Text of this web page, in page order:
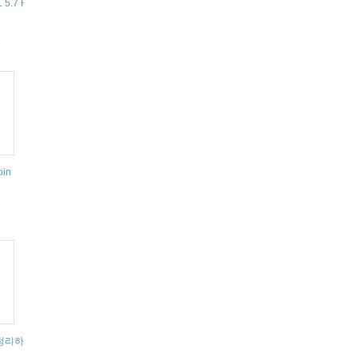
in MySQL
Reference Manual / ... / Cursors
제 조인
활용 방법 잘된설명
하여 "call 프로시저이름 실행저장 프로시저